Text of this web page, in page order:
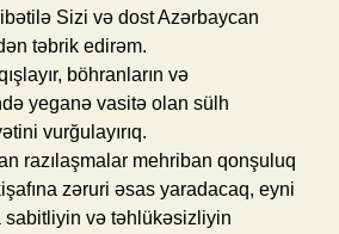
Sizi və dost Azərbaycan
təbrik edirəm.
böhranların və
yeganə vasitə olan sülh
vurğulayırıq.
razılaşmalar mehriban qonşuluq
zəruri əsas yaradacaq, eyni
sabitliyin və təhlükəsizliyin